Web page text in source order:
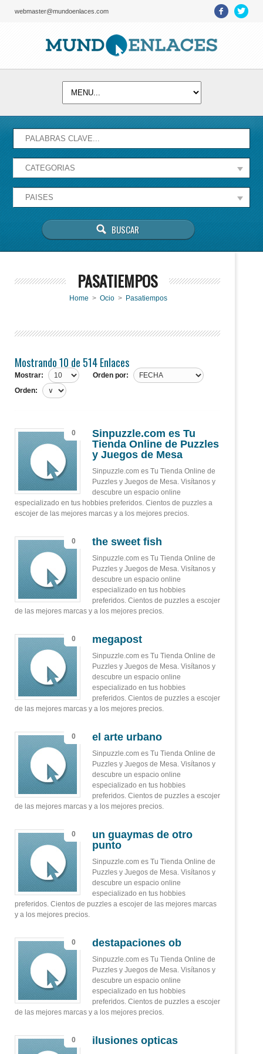
webmaster@mundoenlaces.com
correctamente.
PASATIEMPOS
Home > Ocio > Pasatiempos
Mostrando 10 de 514 Enlaces
Mostrar:
Orden por:
Orden:
0
Sinpuzzle.com es Tu
Tienda Online de Puzzles
y Juegos de Mesa
Sinpuzzle.com es Tu Tienda Online de
Puzzles y Juegos de Mesa. Visítanos y
descubre un espacio online
especializado en tus hobbies preferidos. Cientos de puzzles a
escojer de las mejores marcas y a los mejores precios.
0 the sweet fish
Sinpuzzle.com es Tu Tienda Online de
Puzzles y Juegos de Mesa. Visítanos y
descubre un espacio online
especializado en tus hobbies
preferidos. Cientos de puzzles a escojer
de las mejores marcas y a los mejores precios.
0 megapost
Sinpuzzle.com es Tu Tienda Online de
Puzzles y Juegos de Mesa. Visítanos y
descubre un espacio online
especializado en tus hobbies
preferidos. Cientos de puzzles a escojer
de las mejores marcas y a los mejores precios.
0 el arte urbano
Sinpuzzle.com es Tu Tienda Online de
Puzzles y Juegos de Mesa. Visítanos y
descubre un espacio online
especializado en tus hobbies
preferidos. Cientos de puzzles a escojer
de las mejores marcas y a los mejores precios.
0
un guaymas de otro
punto
Sinpuzzle.com es Tu Tienda Online de
Puzzles y Juegos de Mesa. Visítanos y
descubre un espacio online
especializado en tus hobbies
preferidos. Cientos de puzzles a escojer de las mejores marcas
y a los mejores precios.
0 destapaciones ob
Sinpuzzle.com es Tu Tienda Online de
Puzzles y Juegos de Mesa. Visítanos y
descubre un espacio online
especializado en tus hobbies
preferidos. Cientos de puzzles a escojer
de las mejores marcas y a los mejores precios.
0 ilusiones opticas